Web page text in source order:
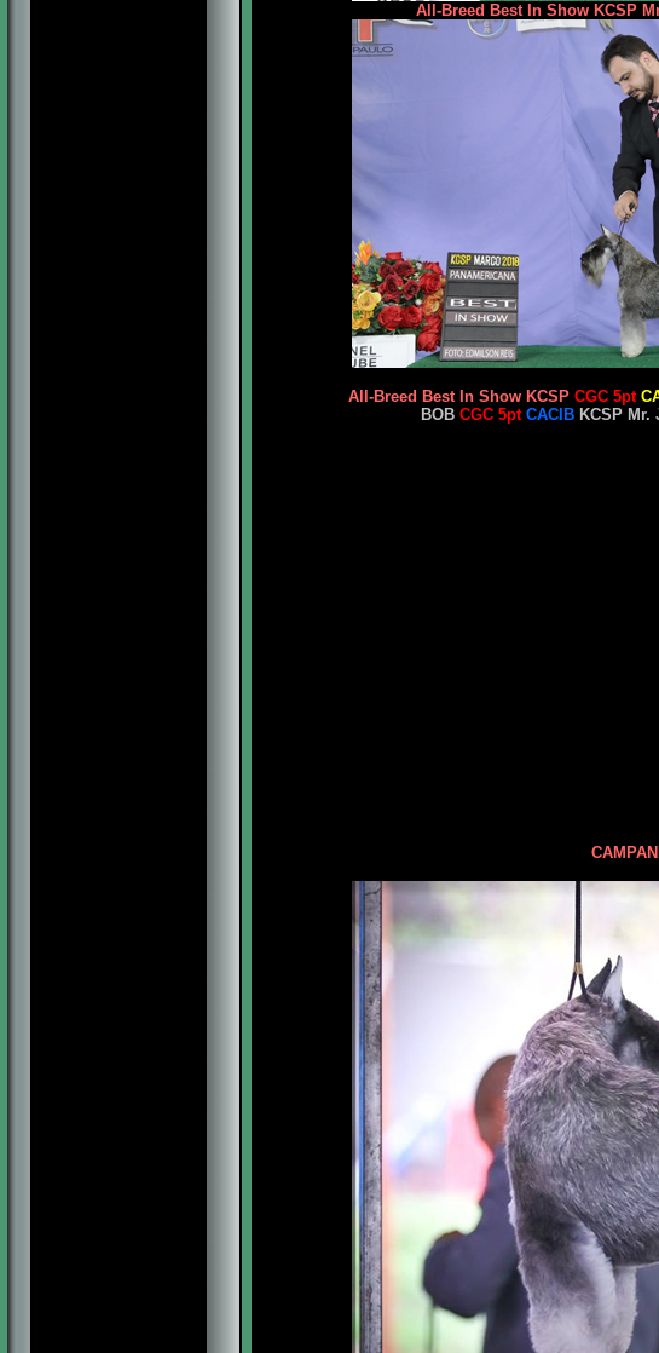
All-Breed Best In Show KCSP
All-Breed Best In Show KCSP CGC 5pt
BOB CGC 5pt CACIB KCSP Mr.